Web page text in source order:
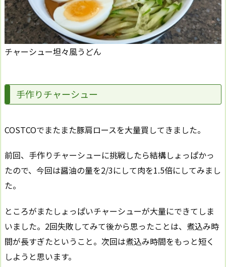
チャーシュー坦々風うどん
手作りチャーシュー
COSTCOでまたまた豚肩ロースを大量買してきました。
前回、手作りチャーシューに挑戦したら結構しょっぱかっ
たので、今回は醤油の量を2/3にして肉を1.5倍にしてみまし
た。
ところがまたしょっぱいチャーシューが大量にできてしま
いました。2回失敗してみて後から思ったことは、煮込み時
間が長すぎたということ。次回は煮込み時間をもっと短く
しようと思います。